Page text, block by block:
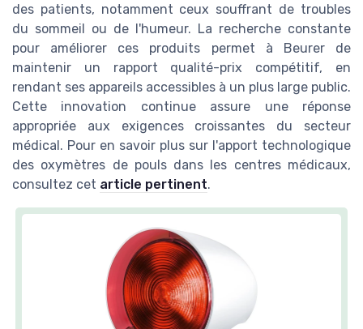
des patients, notamment ceux souffrant de troubles
du sommeil ou de l'humeur. La recherche constante
pour améliorer ces produits permet à Beurer de
maintenir un rapport qualité-prix compétitif, en
rendant ses appareils accessibles à un plus large public.
Cette innovation continue assure une réponse
appropriée aux exigences croissantes du secteur
médical. Pour en savoir plus sur l'apport technologique
des oxymètres de pouls dans les centres médicaux,
consultez cet article pertinent.